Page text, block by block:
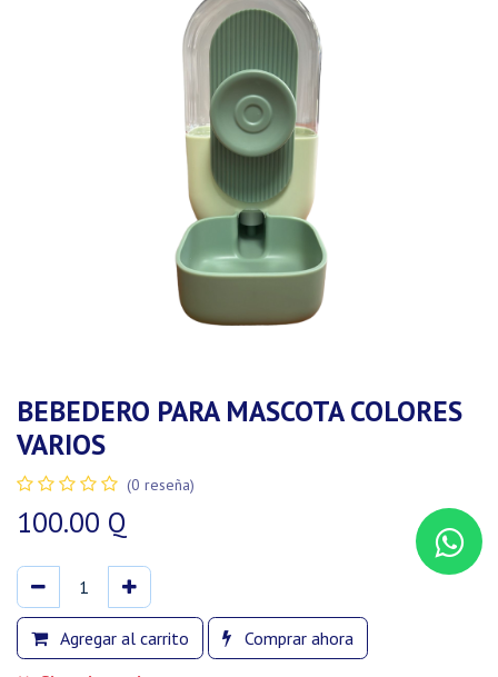
BEBEDERO PARA MASCOTA COLORES
VARIOS
(0 reseña)
100.00 Q
Agregar al carrito
Comprar ahora